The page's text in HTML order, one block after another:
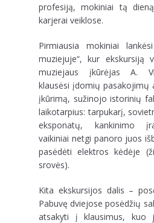
profesiją, mokiniai tą
karjerai veiklose.
Pirmiausia mokiniai
muziejuje“, kur ekskursiją
muziejaus įkūrėjas A.
klausėsi įdomių pasakojimų
įkūrimą, sužinojo istorinių
laikotarpius: tarpukarį,
eksponatų, kankinimo
vaikiniai netgi panoro juos
pasėdėti elektros kėdėje
srovės).
Kita ekskursijos dalis –
Pabuvę dviejose posėdžių
atsakyti į klausimus, kuo